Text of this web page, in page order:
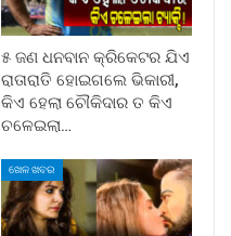
୫ ଜଣ ଧନବାନ କ୍ରିକେଟର ଯିଏ
ରାତାରାତି ହୋଇଗଲେ ଭିକାରୀ,
କିଏ ହେଲା ଚୌକିଦାର ତ କିଏ
ଚଳେଇଲା…
ଖେଳ ଖବର